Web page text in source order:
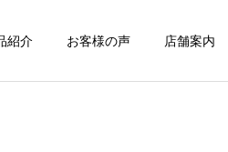
紹介 お客様の声 店舗案内